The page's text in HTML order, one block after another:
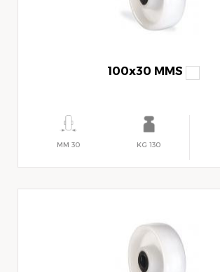
100x30 MMS
130 KG
30 MM